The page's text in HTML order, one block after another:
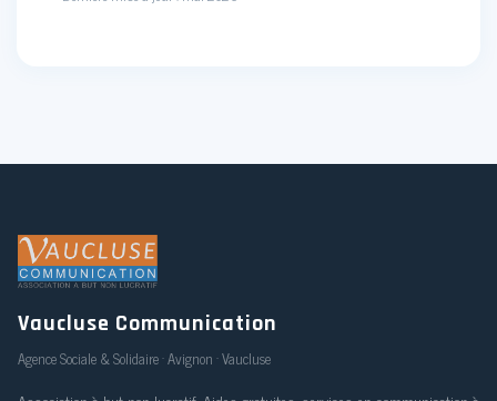
Vaucluse Communication
Agence Sociale & Solidaire · Avignon · Vaucluse